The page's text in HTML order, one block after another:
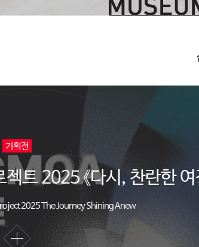
기획전
2025 《다시, 찬란한 여
2025 The Journey Shining Anew